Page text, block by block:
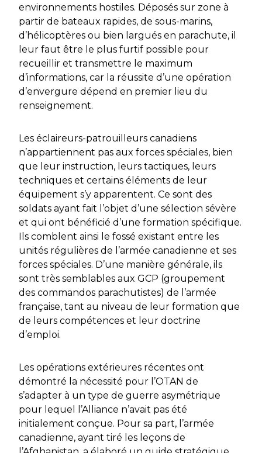
environnements hostiles. Déposés sur zone à
partir de bateaux rapides, de sous-marins,
d’hélicoptères ou bien largués en parachute, il
leur faut être le plus furtif possible pour
recueillir et transmettre le maximum
d’informations, car la réussite d’une opération
d’envergure dépend en premier lieu du
renseignement.
Les éclaireurs-patrouilleurs canadiens
n’appartiennent pas aux forces spéciales, bien
que leur instruction, leurs tactiques, leurs
techniques et certains éléments de leur
équipement s’y apparentent. Ce sont des
soldats ayant fait l’objet d’une sélection sévère
et qui ont bénéficié d’une formation spécifique.
Ils comblent ainsi le fossé existant entre les
unités régulières de l’armée canadienne et ses
forces spéciales. D’une manière générale, ils
sont très semblables aux GCP (groupement
des commandos parachutistes) de l’armée
française, tant au niveau de leur formation que
de leurs compétences et leur doctrine
d’emploi.
Les opérations extérieures récentes ont
démontré la nécessité pour l’OTAN de
s’adapter à un type de guerre asymétrique
pour lequel l’Alliance n’avait pas été
initialement conçue. Pour sa part, l’armée
canadienne, ayant tiré les leçons de